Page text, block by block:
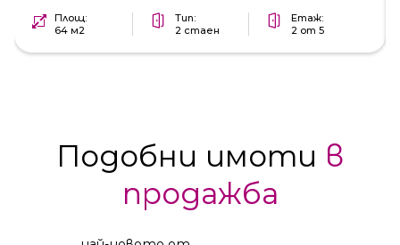
Площ:
64 м2
Тип:
2 стаен
Етаж:
2 от 5
Подобни имоти в
продажба